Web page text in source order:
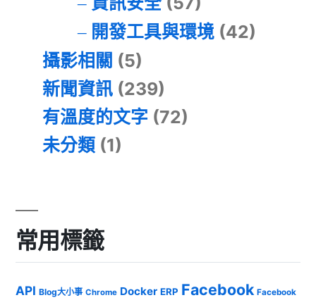
開發工具與環境(42)
攝影相關 (5)
新聞資訊 (239)
有溫度的文字 (72)
未分類 (1)
常用標籤
API Blog大小事 Chrome Docker ERP Facebook Facebook